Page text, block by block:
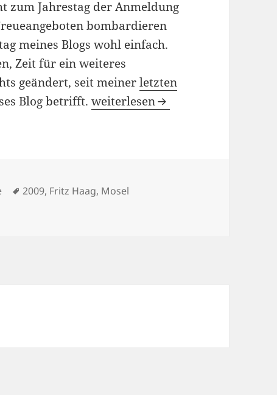
zum Jahrestag der Anmeldung
bombardieren
meines Blogs wohl einfach.
Zeit für ein weiteres
geändert, seit meinerletzten
Blog betrifft.Geburtstagswunsch
weiterlesen
Schlagwörter
2009, Fritz Haag, Mosel